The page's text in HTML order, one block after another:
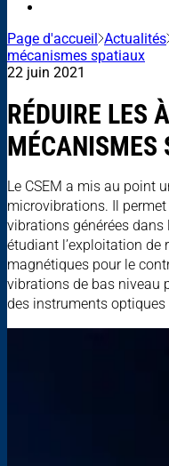
Page d'accueil Actualités
mécanismes spatiaux
22 juin 2021
RÉDUIRE LES
MÉCANISMES
Le CSEM a mis au point
microvibrations. Il
vibrations générées
étudiant l’exploitation de
magnétiques pour le
vibrations de bas niveau
des instruments